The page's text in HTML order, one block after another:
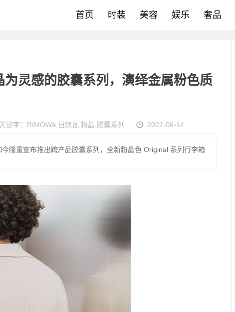
首页 时装 美容 娱乐 奢品
灵感的胶囊系列，演绎金属粉色质
键字： RIMOWA 日默瓦 粉晶 胶囊系列 2022-06-14
隆重宣布推出跨产品胶囊系列，全新粉晶色 Original 系列行李箱